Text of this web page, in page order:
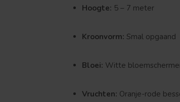
Hoogte: 5 – 7 meter
Kroonvorm: Smal opgaand
Bloei: Witte
Vruchten: Oranje-rode